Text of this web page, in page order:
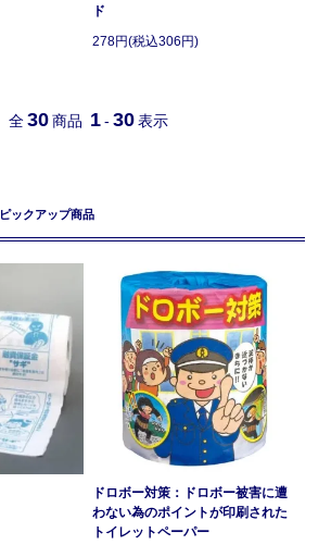
ド
278円(税込306円)
全 30 商品 1 - 30 表示
ピックアップ商品
ドロボー対策：ドロボー被害に遭
わない為のポイントが印刷された
トイレットペーパー